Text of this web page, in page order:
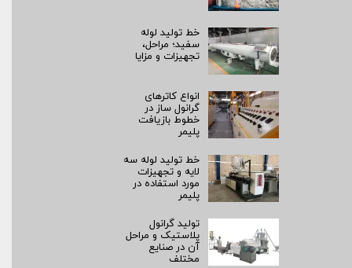
خط تولید لوله
سفید؛ مراحل،
تجهیزات و مزایا
انواع کاترهای
گرانول ساز در
خطوط بازیافت
پلیمر
خط تولید لوله سه
لایه و تجهیزات
مورد استفاده در
پلیمر
تولید گرانول
پلاستیک و مراحل
آن در صنایع
مختلف